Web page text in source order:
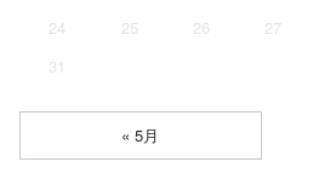
24
25 26 27
31
« 5月